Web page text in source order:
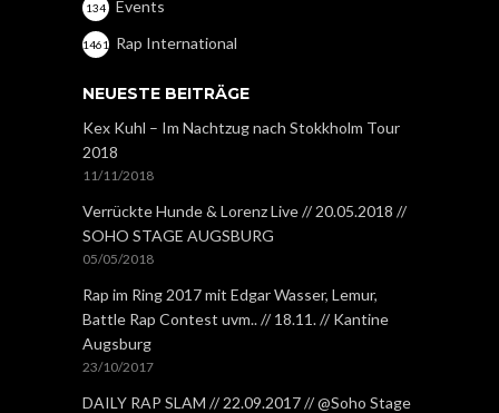
Events
134
Rap International
1461
NEUESTE BEITRÄGE
Kex Kuhl – Im Nachtzug nach Stokkholm Tour
2018
11/11/2018
Verrückte Hunde & Lorenz Live // 20.05.2018 //
SOHO STAGE AUGSBURG
05/05/2018
Rap im Ring 2017 mit Edgar Wasser, Lemur,
Battle Rap Contest uvm.. // 18.11. // Kantine
Augsburg
23/10/2017
DAILY RAP SLAM // 22.09.2017 // @Soho Stage